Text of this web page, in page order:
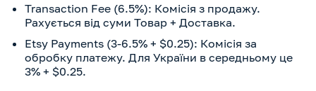
Transaction Fee (6.5%): Комісія з продажу.
Рахується від суми Товар + Доставка.
Etsy Payments (3-6.5% + $0.25): Комісія за
обробку платежу. Для України в середньому це
3% + $0.25.